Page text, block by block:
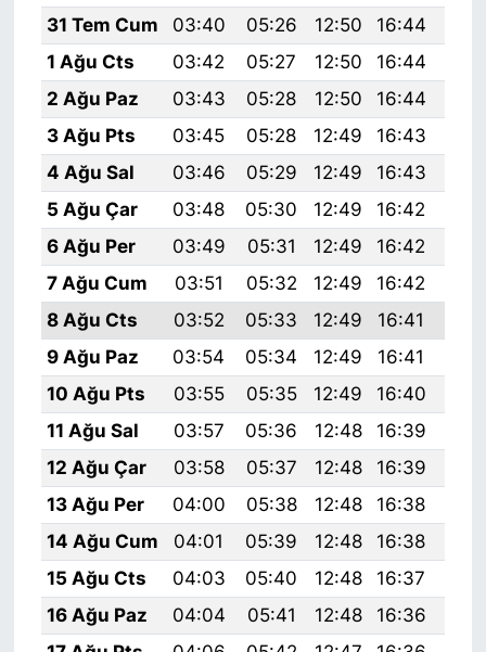
31 Tem Cum
03:40 05:26 12:50 16:44
1 Ağu Cts
03:42 05:27 12:50 16:44
2 Ağu Paz
03:43 05:28 12:50 16:44
3 Ağu Pts
03:45 05:28 12:49 16:43
4 Ağu Sal
03:46 05:29 12:49 16:43
5 Ağu Çar
03:48 05:30 12:49 16:42
6 Ağu Per
03:49 05:31 12:49 16:42
7 Ağu Cum
03:51 05:32 12:49 16:42
8 Ağu Cts
03:52 05:33 12:49 16:41
9 Ağu Paz
03:54 05:34 12:49 16:41
10 Ağu Pts
03:55 05:35 12:49 16:40
11 Ağu Sal
03:57 05:36 12:48 16:39
12 Ağu Çar
03:58 05:37 12:48 16:39
13 Ağu Per
04:00 05:38 12:48 16:38
14 Ağu Cum
04:01 05:39 12:48 16:38
15 Ağu Cts
04:03 05:40 12:48 16:37
16 Ağu Paz
04:04 05:41 12:48 16:36